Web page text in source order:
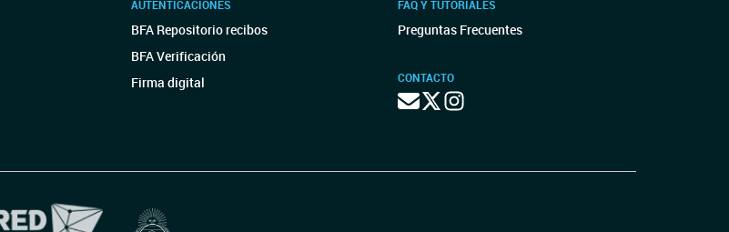
AUTENTICACIONES
BFA Repositorio recibos
BFA Verificación
Firma digital
FAQ Y TUTORIALES
Preguntas Frecuentes
CONTACTO